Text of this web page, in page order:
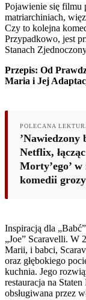
Pojawienie się filmu
matriarchiniach,
Czy to kolejna
Przypadkowo, jest
Stanach
Przepis: Od
Maria i Jej
POLECANA
’Nawiedzony
Netflix,
Morty’ego’
komedii grozy
Inspiracją dla
„Joe” Scaravelli. W
Marii, i babci,
oraz głębokiego
kuchnia. Jego
restauracja na
obsługiwana przez